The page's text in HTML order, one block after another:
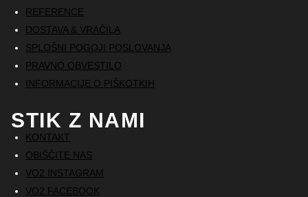
REFERENCE
DOSTAVA & VRAČILA
SPLOŠNI POGOJI POSLOVANJA
PRAVNO OBVESTILO
INFORMACIJE O PIŠKOTKIH
STIK Z NAMI
KONTAKT
OBIŠČITE NAS
VO2 INSTAGRAM
VO2 FACEBOOK